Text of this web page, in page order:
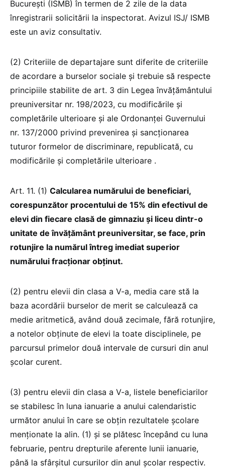
București (ISMB) în termen de 2 zile de la data
înregistrarii solicitării la inspectorat. Avizul ISJ/ ISMB
este un aviz consultativ.
(2) Criteriile de departajare sunt diferite de criteriile
de acordare a burselor sociale și trebuie să respecte
principiile stabilite de art. 3 din Legea învățământului
preuniversitar nr. 198/2023, cu modificările și
completările ulterioare și ale Ordonanţei Guvernului
nr. 137/2000 privind prevenirea şi sancţionarea
tuturor formelor de discriminare, republicată, cu
modificările şi completările ulterioare .
Art. 11. (1) Calcularea numărului de beneficiari,
corespunzător procentului de 15% din efectivul de
elevi din fiecare clasă de gimnaziu şi liceu dintr-o
unitate de învăţământ preuniversitar, se face, prin
rotunjire la numărul întreg imediat superior
numărului fracționar obținut.
(2) pentru elevii din clasa a V-a, media care stă la
baza acordării burselor de merit se calculează ca
medie aritmetică, având două zecimale, fără rotunjire,
a notelor obţinute de elevi la toate disciplinele, pe
parcursul primelor două intervale de cursuri din anul
şcolar curent.
(3) pentru elevii din clasa a V-a, listele beneficiarilor
se stabilesc în luna ianuarie a anului calendaristic
următor anului în care se obţin rezultatele şcolare
menţionate la alin. (1) şi se plătesc începând cu luna
februarie, pentru drepturile aferente lunii ianuarie,
până la sfârşitul cursurilor din anul şcolar respectiv.